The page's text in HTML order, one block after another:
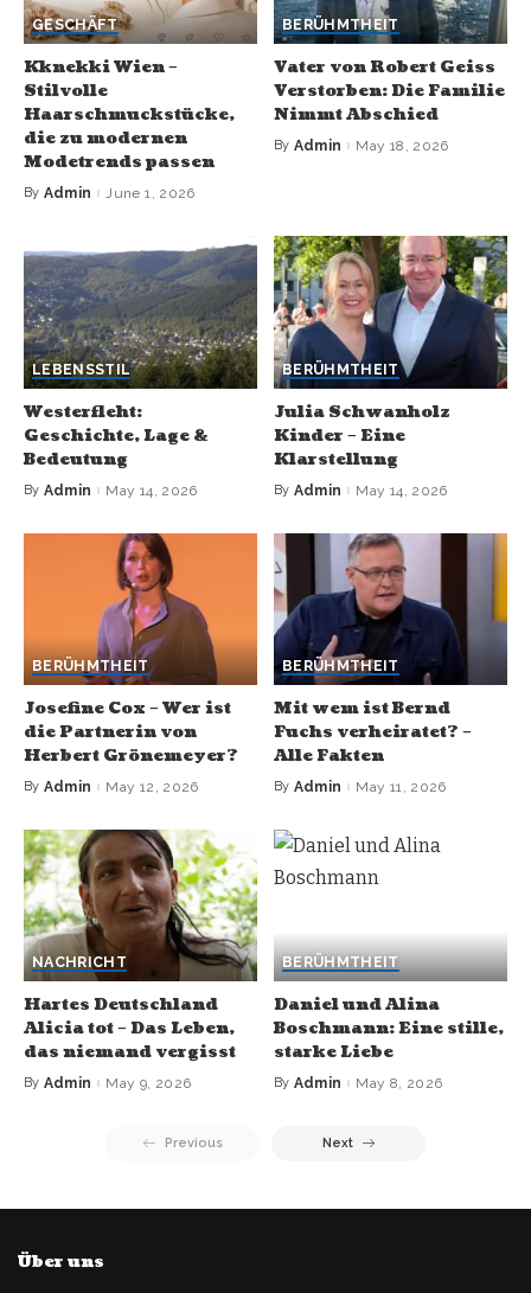
GESCHÄFT
Kknekki Wien –
Stilvolle
Haarschmuckstücke,
die zu modernen
Modetrends passen
By Admin June 1, 2026
BERÜHMTHEIT
Vater von Robert Geiss
Verstorben: Die Familie
Nimmt Abschied
By Admin May 18, 2026
LEBENSSTIL
Westerfleht:
Geschichte, Lage &
Bedeutung
By Admin May 14, 2026
BERÜHMTHEIT
Julia Schwanholz
Kinder – Eine
Klarstellung
By Admin May 14, 2026
BERÜHMTHEIT
Josefine Cox – Wer ist
die Partnerin von
Herbert Grönemeyer?
By Admin May 12, 2026
BERÜHMTHEIT
Mit wem ist Bernd
Fuchs verheiratet? –
Alle Fakten
By Admin May 11, 2026
NACHRICHT
Hartes Deutschland
Alicia tot – Das Leben,
das niemand vergisst
By Admin May 9, 2026
BERÜHMTHEIT
Daniel und Alina
Boschmann: Eine stille,
starke Liebe
By Admin May 8, 2026
Previous Next
Über uns